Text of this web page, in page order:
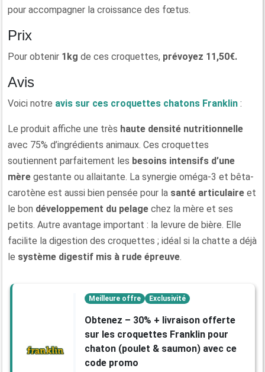
pour accompagner la croissance des fœtus.
Prix
Pour obtenir 1kg de ces croquettes, prévoyez 11,50€.
Avis
Voici notre avis sur ces croquettes chatons Franklin :
Le produit affiche une très haute densité nutritionnelle
avec 75% d’ingrédients animaux. Ces croquettes
soutiennent parfaitement les besoins intensifs d’une
mère gestante ou allaitante. La synergie oméga-3 et bêta-
carotène est aussi bien pensée pour la santé articulaire et
le bon développement du pelage chez la mère et ses
petits. Autre avantage important : la levure de bière. Elle
facilite la digestion des croquettes ; idéal si la chatte a déjà
le système digestif mis à rude épreuve.
Meilleure offre Exclusivité
Obtenez – 30% + livraison offerte
sur les croquettes Franklin pour
chaton (poulet & saumon) avec ce
code promo